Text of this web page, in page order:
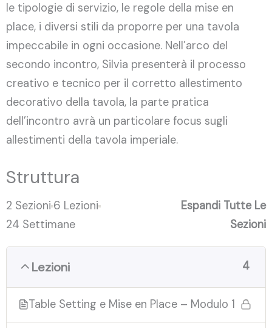
le tipologie di servizio, le regole della mise en
place, i diversi stili da proporre per una tavola
impeccabile in ogni occasione. Nell’arco del
secondo incontro, Silvia presenterà il processo
creativo e tecnico per il corretto allestimento
decorativo della tavola, la parte pratica
dell’incontro avrà un particolare focus sugli
allestimenti della tavola imperiale.
Struttura
2 Sezioni 6 Lezioni
24 Settimane
Espandi Tutte Le
Sezioni
Lezioni 4
Table Setting e Mise en Place – Modulo 1